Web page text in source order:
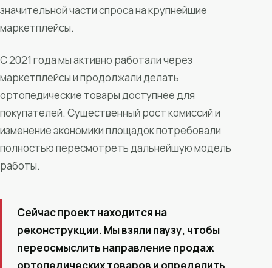
значительной части спроса на крупнейшие
маркетплейсы.
С 2021 года мы активно работали через
маркетплейсы и продолжали делать
ортопедические товары доступнее для
покупателей. Существенный рост комиссий и
изменение экономики площадок потребовали
полностью пересмотреть дальнейшую модель
работы.
Сейчас проект находится на
реконструкции. Мы взяли паузу, чтобы
переосмыслить направление продаж